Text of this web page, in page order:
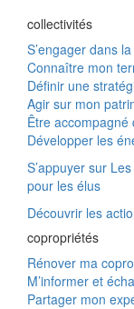
collectivités
S’engager dans
Connaître mon
Définir une
Agir sur mon
Être
Développer les
S’appuyer sur
pour les élus
Découvrir les
copropriétés
Rénover ma copro
M’informer et
Partager mon